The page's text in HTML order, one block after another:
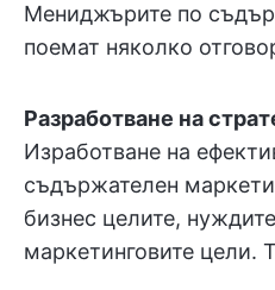
Мениджърите по
поемат няколко
Разработване на
Изработване на
съдържателен
бизнес целите,
маркетинговите цели.